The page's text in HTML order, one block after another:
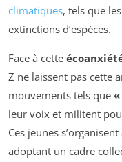
climatiques, tels que
extinctions d’espèces.
Face à cette
Z ne laissent pas cette
mouvements tels que
leur voix et militent
Ces jeunes
adoptant un cadre